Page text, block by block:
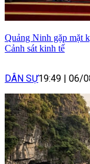
Quảng Ninh gặp mặt
Cảnh sát kinh tế
DÂN SỰ19:49 | 06/